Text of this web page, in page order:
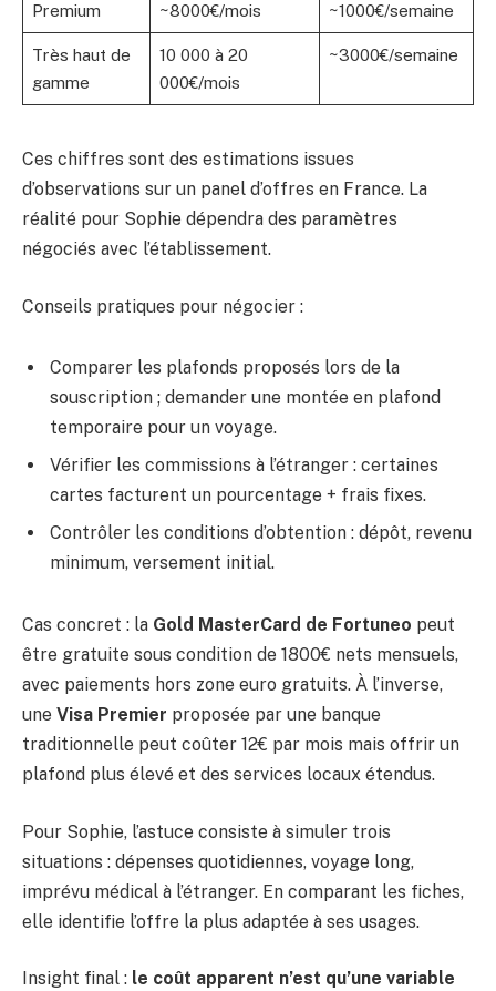
Premium ~8000€/mois ~1000€/semaine
Très haut de
gamme
10 000 à 20
000€/mois
~3000€/semaine
Ces chiffres sont des estimations issues
d’observations sur un panel d’offres en France. La
réalité pour Sophie dépendra des paramètres
négociés avec l’établissement.
Conseils pratiques pour négocier :
Comparer les plafonds proposés lors de la
souscription ; demander une montée en plafond
temporaire pour un voyage.
Vérifier les commissions à l’étranger : certaines
cartes facturent un pourcentage + frais fixes.
Contrôler les conditions d’obtention : dépôt, revenu
minimum, versement initial.
Cas concret : la Gold MasterCard de Fortuneo peut
être gratuite sous condition de 1800€ nets mensuels,
avec paiements hors zone euro gratuits. À l’inverse,
une Visa Premier proposée par une banque
traditionnelle peut coûter 12€ par mois mais offrir un
plafond plus élevé et des services locaux étendus.
Pour Sophie, l’astuce consiste à simuler trois
situations : dépenses quotidiennes, voyage long,
imprévu médical à l’étranger. En comparant les fiches,
elle identifie l’offre la plus adaptée à ses usages.
Insight final : le coût apparent n’est qu’une variable